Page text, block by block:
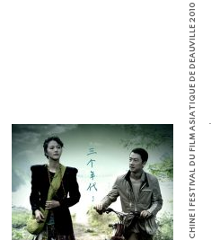
CHINE | FESTIVAL DU FILM ASIATIQUE DE DEAUVILLE 2010